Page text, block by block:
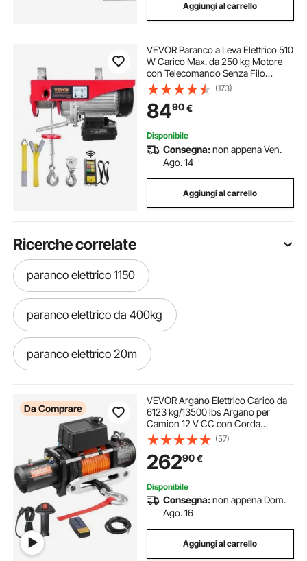
Aggiungi al carrello
VEVOR Paranco a Leva Elettrico 510
W Carico Max. da 250 kg Motore
con Telecomando Senza Filo
Distanza da 10m, Paranco Elettrico
a Leva per Sollevamento Carico
Velocità 10 m/min Altezza 12m
(173)
8490€
Disponibile
Consegna:non appena Ven.
Ago. 14
Aggiungi al carrello
Ricerche correlate
paranco elettrico 1150
paranco elettrico da 400kg
paranco elettrico 20m
paranco argano elettrico 12m
montacarichi paranco elettrico
paranco elettrico sopraelevato
paranco elettrico portata più di 600kg
Da Comprare
VEVOR Argano Elettrico Carico da
6123 kg/13500 lbs Argano per
Camion 12 V CC con Corda
Sintetica Φ9,5 mm x 24 m
Telecomando Senza FilI e Cablato,
Verricello Elettrico per Traino
Fuoristrada SUV Jeep
(57)
26290€
Disponibile
Consegna:non appena Dom.
Ago. 16
Aggiungi al carrello